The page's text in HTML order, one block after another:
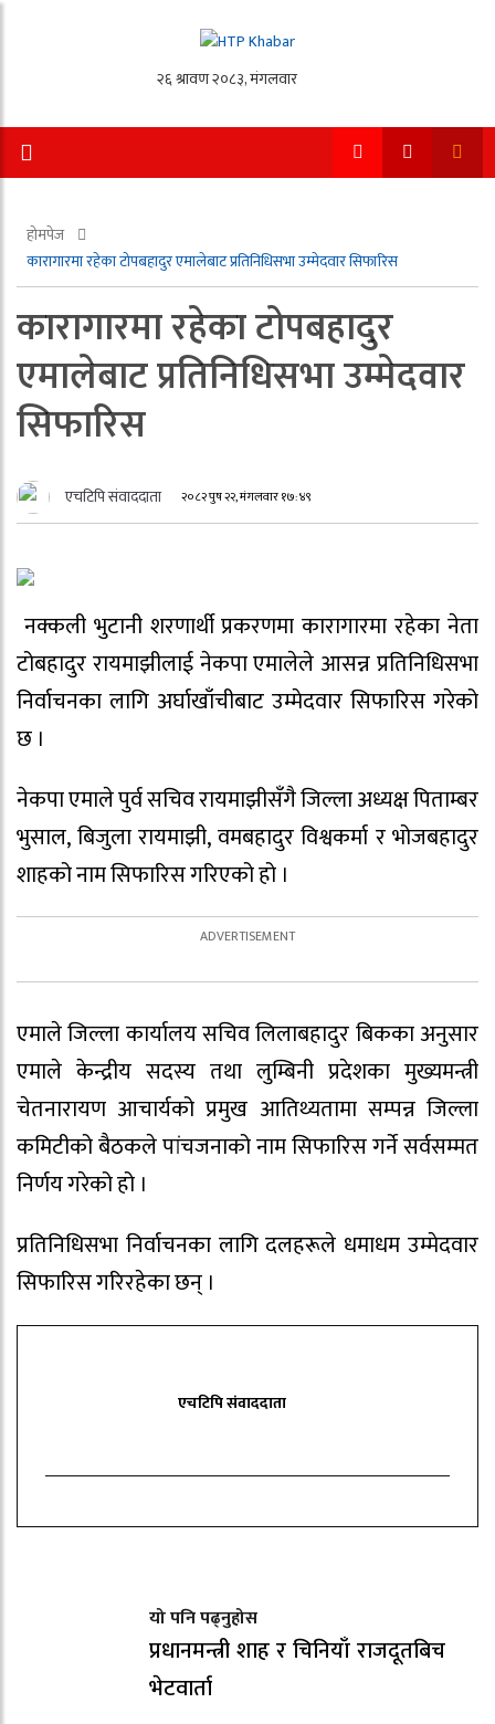
होमपेज
कारागारमा रहेका टोपबहादुर एमालेबाट प्रतिनिधिसभा उम्मेदवार सिफारिस
कारागारमा रहेका टोपबहादुर
एमालेबाट प्रतिनिधिसभा उम्मेदवार
सिफारिस
एचटिपि संवाददाता २०८२ पुष २२, मंगलवार १७:४९
नक्कली भुटानी शरणार्थी प्रकरणमा कारागारमा रहेका नेता
टोबहादुर रायमाझीलाई नेकपा एमालेले आसन्न प्रतिनिधिसभा
निर्वाचनका लागि अर्घाखाँचीबाट उम्मेदवार सिफारिस गरेको
छ ।
नेकपा एमाले पुर्व सचिव रायमाझीसँगै जिल्ला अध्यक्ष पिताम्बर
भुसाल, बिजुला रायमाझी, वमबहादुर विश्वकर्मा र भोजबहादुर
शाहको नाम सिफारिस गरिएको हो ।
एमाले जिल्ला कार्यालय सचिव लिलाबहादुर बिकका अनुसार
एमाले केन्द्रीय सदस्य तथा लुम्बिनी प्रदेशका मुख्यमन्त्री
चेतनारायण आचार्यको प्रमुख आतिथ्यतामा सम्पन्न जिल्ला
कमिटीको बैठकले पांचजनाको नाम सिफारिस गर्ने सर्वसम्मत
निर्णय गरेको हो ।
प्रतिनिधिसभा निर्वाचनका लागि दलहरूले धमाधम उम्मेदवार
सिफारिस गरिरहेका छन् ।
एचटिपि संवाददाता
यो पनि पढ्नुहोस
प्रधानमन्त्री शाह र चिनियाँ राजदूतबिच
भेटवार्ता